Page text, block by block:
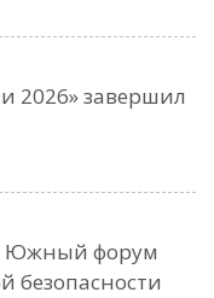
2026» завершил
Южный форум